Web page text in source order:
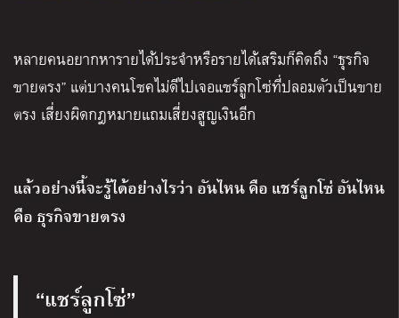
หลายคนอยากหารายได้ประจำหรือรายได้เสริมก็คิดถึง “ธุรกิจ
ขายตรง” แต่บางคนโชคไม่ดีไปเจอแชร์ลูกโซ่ที่ปลอมตัวเป็นขาย
ตรง เสี่ยงผิดกฎหมายแถมเสี่ยงสูญเงินอีก
แล้วอย่างนี้จะรู้ได้อย่างไรว่า อันไหน คือ แชร์ลูกโซ่ อันไหน
คือ ธุรกิจขายตรง
“แชร์ลูกโซ่”